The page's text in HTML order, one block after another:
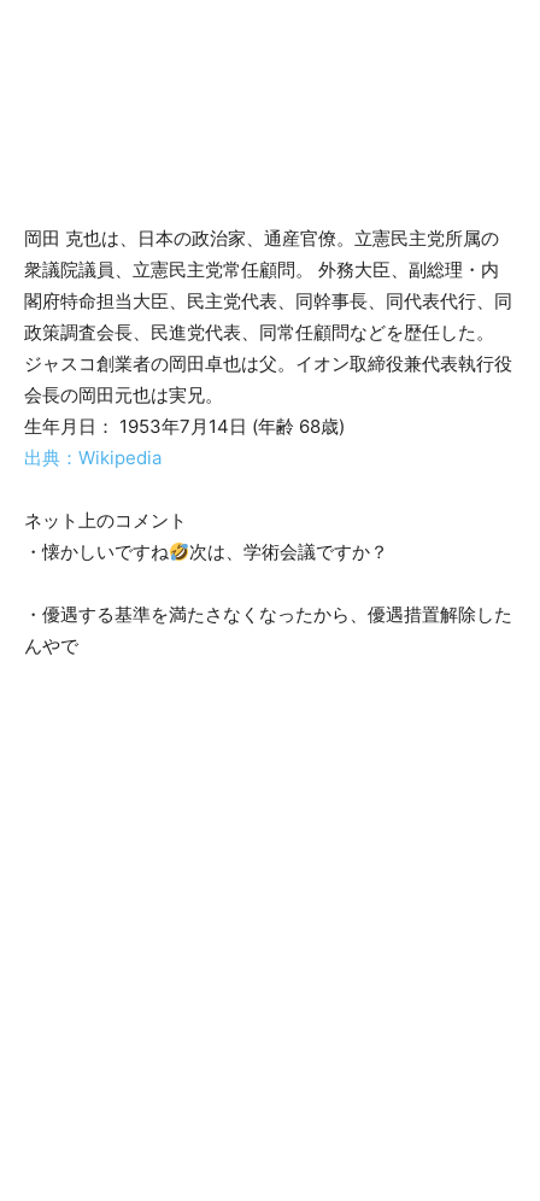
岡田 克也は、日本の政治家、通産官僚。立憲民主党所属の
衆議院議員、立憲民主党常任顧問。 外務大臣、副総理・内
閣府特命担当大臣、民主党代表、同幹事長、同代表代行、同
政策調査会長、民進党代表、同常任顧問などを歴任した。
ジャスコ創業者の岡田卓也は父。イオン取締役兼代表執行役
会長の岡田元也は実兄。
生年月日： 1953年7月14日 (年齢 68歳)
出典：Wikipedia
ネット上のコメント
・懐かしいですね
次は、学術会議ですか？
・優遇する基準を満たさなくなったから、優遇措置解除した
んやで